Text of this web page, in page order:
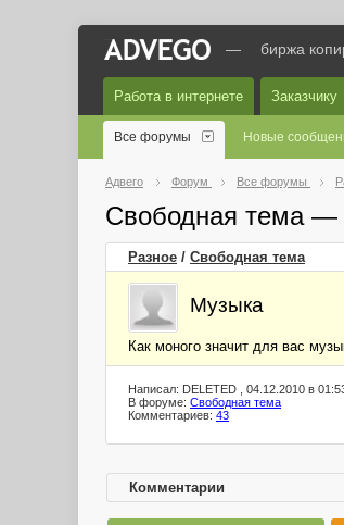
— биржа
Работа в интернете Заказчику
Все форумы Новые
Адвего Форум Все форумы
Свободная тема —
Разное / Свободная тема
Музыка
Как моного значит для вас
Написал: DELETED , 04.12.2010 в
В форуме: Свободная тема
Комментариев: 43
Комментарии